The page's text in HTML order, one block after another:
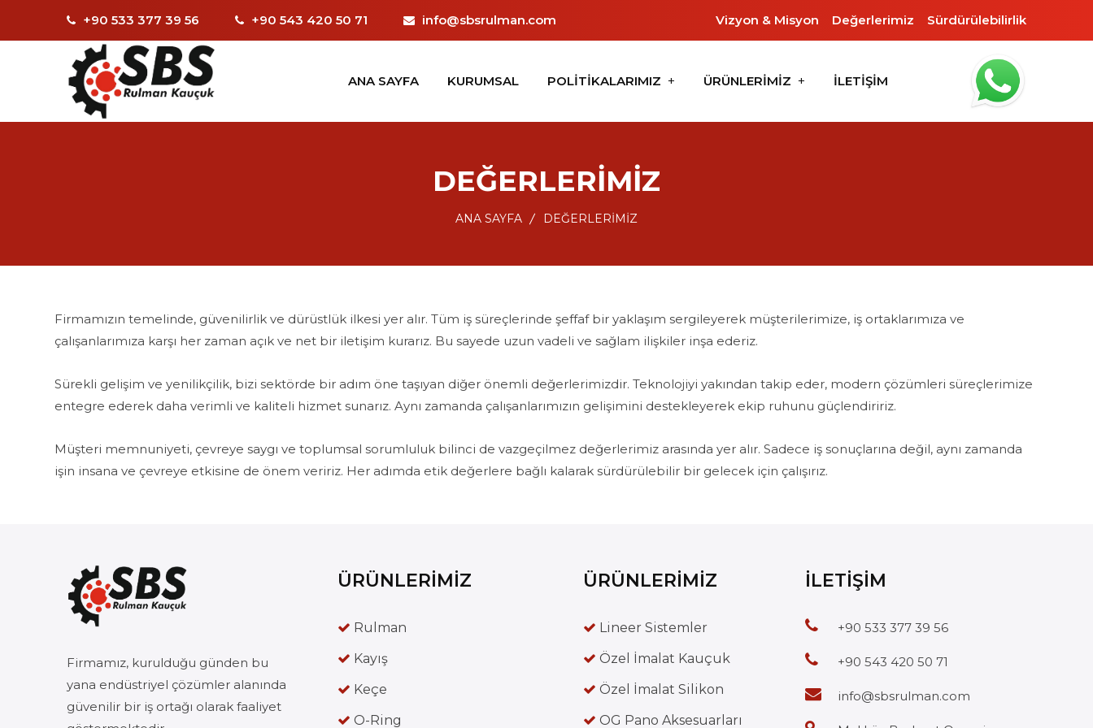
+90 533 377 39 56 +90 543 420 50 71 info@sbsrulman.com Vizyon & Misyon Değerlerimiz Sürdürülebilirlik
ANA SAYFA KURUMSAL POLİTİKALARIMIZ ÜRÜNLERİMİZ İLETİŞİM
DEĞERLERİMİZ
ANA SAYFA DEĞERLERİMİZ
Firmamızın temelinde, güvenilirlik ve dürüstlük ilkesi yer alır. Tüm iş süreçlerinde şeffaf bir yaklaşım sergileyerek müşterilerimize, iş ortaklarımıza ve
çalışanlarımıza karşı her zaman açık ve net bir iletişim kurarız. Bu sayede uzun vadeli ve sağlam ilişkiler inşa ederiz.
Sürekli gelişim ve yenilikçilik, bizi sektörde bir adım öne taşıyan diğer önemli değerlerimizdir. Teknolojiyi yakından takip eder, modern çözümleri süreçlerimize
entegre ederek daha verimli ve kaliteli hizmet sunarız. Aynı zamanda çalışanlarımızın gelişimini destekleyerek ekip ruhunu güçlendiririz.
Müşteri memnuniyeti, çevreye saygı ve toplumsal sorumluluk bilinci de vazgeçilmez değerlerimiz arasında yer alır. Sadece iş sonuçlarına değil, aynı zamanda
işin insana ve çevreye etkisine de önem veririz. Her adımda etik değerlere bağlı kalarak sürdürülebilir bir gelecek için çalışırız.
Firmamız, kurulduğu günden bu
yana endüstriyel çözümler alanında
güvenilir bir iş ortağı olarak faaliyet
ÜRÜNLERİMİZ
Rulman
Kayış
Keçe
O-Ring
ÜRÜNLERİMİZ
Lineer Sistemler
Özel İmalat Kauçuk
Özel İmalat Silikon
OG Pano Aksesuarları
İLETİŞİM
+90 533 377 39 56
+90 543 420 50 71
info@sbsrulman.com